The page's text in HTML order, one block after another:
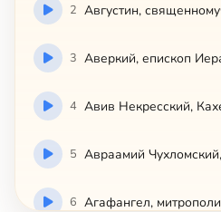
2
3
4
5
6